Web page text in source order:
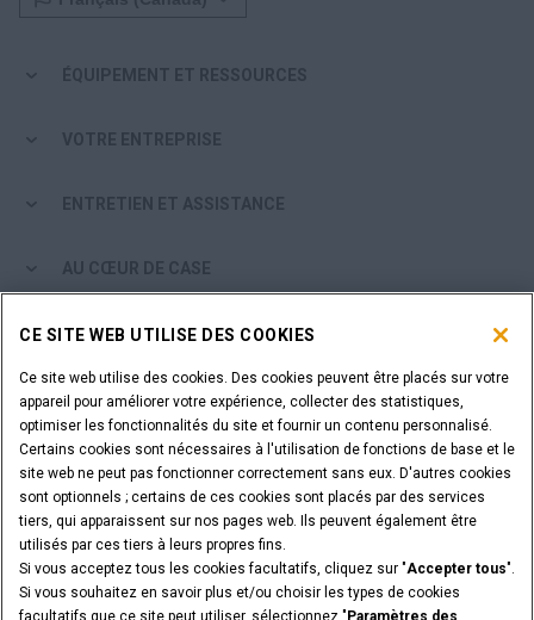
ÉQUIPEMENT ET RESSOURCES
VOTRE ENTREPRISE
ENTRETIEN ET ASSISTANCE
AU CŒUR DE CASE
PARCOURIR LES PRODUITS CASE
ÊTES-VOUS CONCESSIONNAIRE?
SE CONNECTER
VOULEZ-VOUS DEVENIR CONCESSIONNAIRE?
SOUMETTEZ VOTRE DEMANDE
CE SITE WEB UTILISE DES COOKIES
Ce site web utilise des cookies. Des cookies peuvent être placés sur votre
appareil pour améliorer votre expérience, collecter des statistiques,
optimiser les fonctionnalités du site et fournir un contenu personnalisé.
Certains cookies sont nécessaires à l'utilisation de fonctions de base et le
site web ne peut pas fonctionner correctement sans eux. D'autres cookies
sont optionnels ; certains de ces cookies sont placés par des services
tiers, qui apparaissent sur nos pages web. Ils peuvent également être
utilisés par ces tiers à leurs propres fins.
Si vous acceptez tous les cookies facultatifs, cliquez sur "Accepter tous".
Si vous souhaitez en savoir plus et/ou choisir les types de cookies
facultatifs que ce site peut utiliser, sélectionnez " Paramètres des